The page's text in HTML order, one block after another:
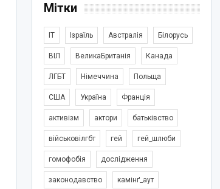
Мітки
IT Ізраїль Австралія Білорусь
ВІЛ ВеликаБританія Канада
ЛГБТ Німеччина Польща
США Україна Франція
активізм актори батьківство
військовілгбт гей гей_шлюби
гомофобія дослідження
законодавство камінґ_аут